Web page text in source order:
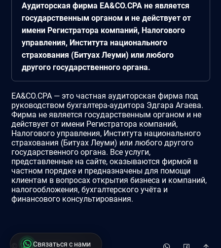
Аудиторская фирма EA&CO.CPA не является
государственным органом и не действует от
имени Регистратора компаний, Налогового
управления, Института национального
страхования (Битуах Леуми) или любого
другого государственного органа.
EA&CO.CPA — это частная аудиторская фирма под
руководством бухгалтера-аудитора Эдгара Агаева.
Фирма не является государственным органом и не
действует от имени Регистратора компаний,
Налогового управления, Института национального
страхования (Битуах Леуми) или любого другого
государственного органа. Все услуги,
представленные на сайте, оказываются фирмой в
частном порядке и предназначены для помощи
клиентам в вопросах открытия бизнеса и компаний,
налогообложения, бухгалтерского учёта и
финансового консультирования.
Связаться с нами